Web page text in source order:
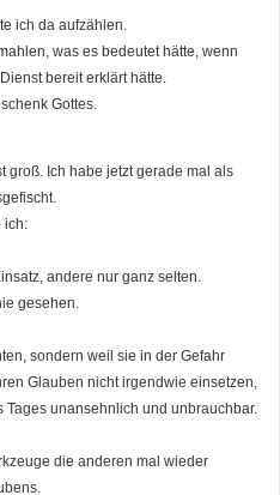
ich da aufzählen.
was es bedeutet hätte, wenn
bereit erklärt hätte.
Gottes.
groß. Ich habe jetzt gerade mal als
ich:
andere nur ganz selten.
gesehen.
sondern weil sie in der Gefahr
Glauben nicht irgendwie einsetzen,
unansehnlich und unbrauchbar.
die anderen mal wieder